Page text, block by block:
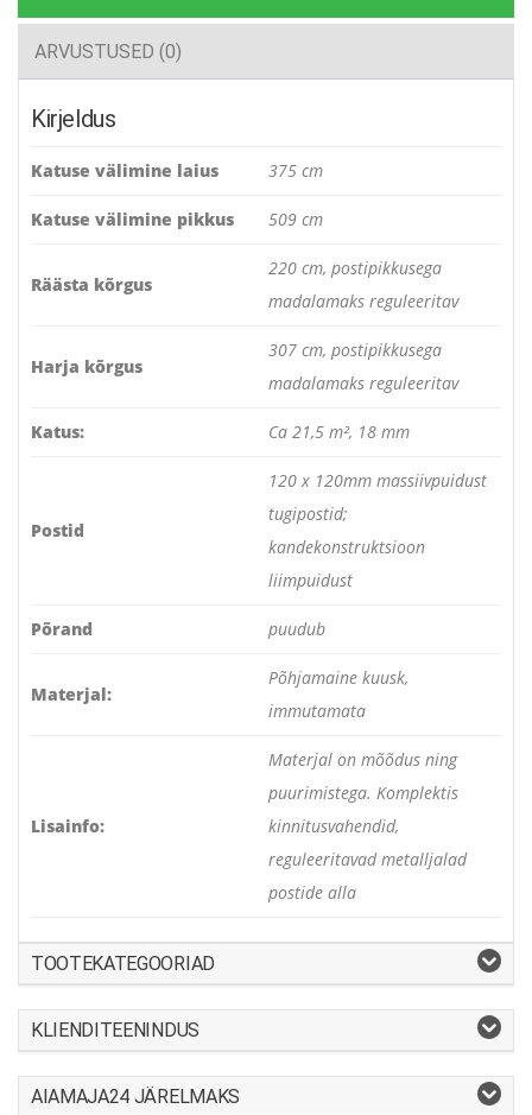
ARVUSTUSED (0)
Kirjeldus
Katuse välimine laius 375 cm
Katuse välimine pikkus 509 cm
Räästa kõrgus
220 cm, postipikkusega
madalamaks reguleeritav
Harja kõrgus
307 cm, postipikkusega
madalamaks reguleeritav
Katus: Ca 21,5 m², 18 mm
Postid
120 x 120mm massiivpuidust
tugipostid;
kandekonstruktsioon
liimpuidust
Põrand puudub
Materjal:
Põhjamaine kuusk,
immutamata
Lisainfo:
Materjal on mõõdus ning
puurimistega. Komplektis
kinnitusvahendid,
reguleeritavad metalljalad
postide alla
TOOTEKATEGOORIAD
KLIENDITEENINDUS
AIAMAJA24 JÄRELMAKS